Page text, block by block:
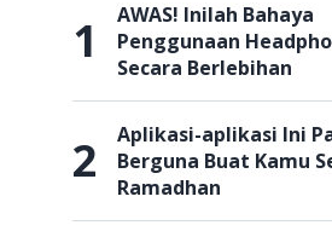
1
AWAS! Inilah Bahaya
Penggunaan
Secara Berlebihan
2
Aplikasi-aplikasi Ini
Berguna Buat Kamu
Ramadhan